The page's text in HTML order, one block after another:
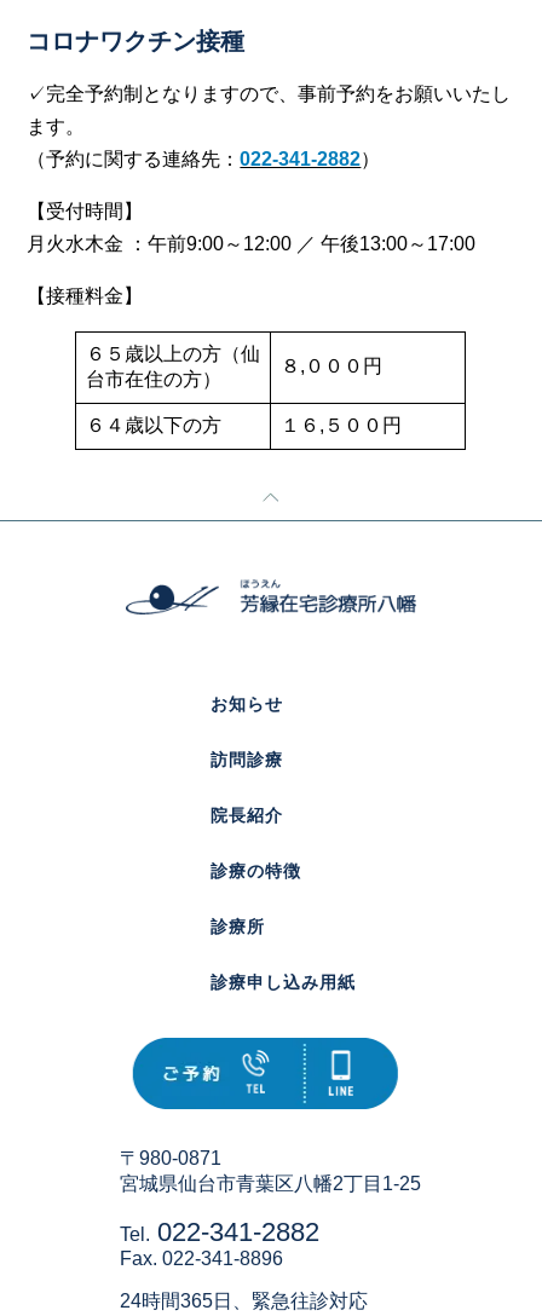
コロナワクチン接種
✓完全予約制となりますので、事前予約をお願いいたし
ます。
（予約に関する連絡先：022-341-2882）
【受付時間】
月火水木金 ：午前9:00～12:00 ／ 午後13:00～17:00
【接種料金】
６５歳以上の方（仙
台市在住の方）
８,０００円
６４歳以下の方 １６,５００円
〒980-0871
宮城県仙台市青葉区八幡2丁目1-25
Tel. 022-341-2882
Fax. 022-341-8896
24時間365日、緊急往診対応
お知らせ
訪問診療
院長紹介
診療の特徴
診療所
診療申し込み用紙